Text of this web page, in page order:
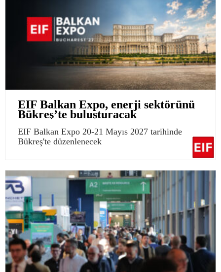
EIF Balkan Expo, enerji sektörünü
Bükreş’te buluşturacak
EIF Balkan Expo 20-21 Mayıs 2027 tarihinde
Bükreş'te düzenlenecek